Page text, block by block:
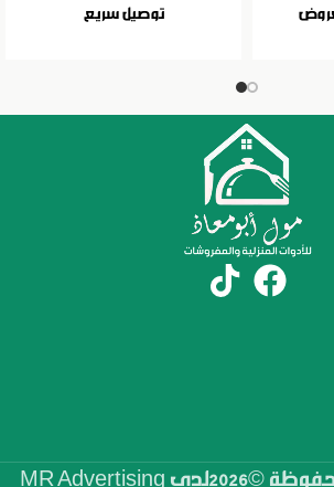
توصيل سريع
جميع الحقوق محفوظة ©2026لدى MR Advertising